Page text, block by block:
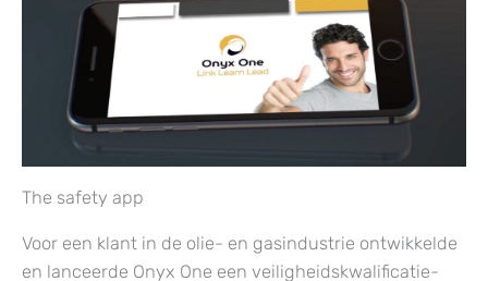
The safety app
Voor een klant in de olie- en gasindustrie ontwikkelde
en lanceerde Onyx One een veiligheidskwalificatie-